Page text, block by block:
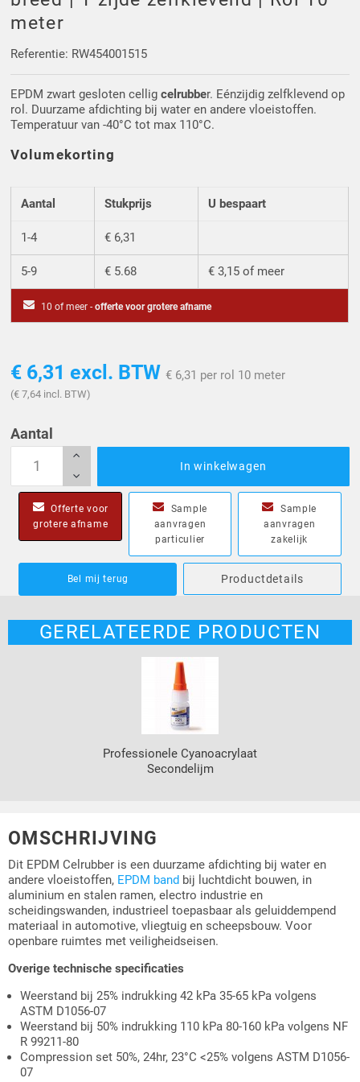
Driehoek/Wig profielen
Silicone U Profielen
Luikenpakking
Oploopprofielen
Hoekprofielen
O-ringen
meter
Referentie: RW454001515
EPDM zwart gesloten celligcelrubber. Eénzijdig zelfklevend op
rol. Duurzame afdichting bij water en andere vloeistoffen.
Temperatuur van -40°C tot max 110°C.
Volumekorting
Aantal Stukprijs U bespaart
1-4 € 6,31
5-9 € 5.68 € 3,15 of meer
10 of meer -offerte voor grotere afname
€ 6,31 excl. BTW € 6,31 per rol 10 meter
(€ 7,64 incl. BTW)
Aantal
In winkelwagen
Offerte voor
grotere afname
Sample
aanvragen
particulier
Sample
aanvragen
zakelijk
Bel mij terug Productdetails
GERELATEERDE PRODUCTEN
Professionele Cyanoacrylaat
Secondelijm
OMSCHRIJVING
Dit EPDM Celrubber is een duurzame afdichting bij water en
andere vloeistoffen, EPDM band bij luchtdicht bouwen, in
aluminium en stalen ramen, electro industrie en
scheidingswanden, industrieel toepasbaar als geluiddempend
materiaal in automotive, vliegtuig en scheepsbouw. Voor
openbare ruimtes met veiligheidseisen.
Overige technische specificaties
Weerstand bij 25% indrukking 42 kPa 35-65 kPa volgens
ASTM D1056-07
Weerstand bij 50% indrukking 110 kPa 80-160 kPa volgens NF
R 99211-80
Compression set 50%, 24hr, 23°C <25% volgens ASTM D1056-
07